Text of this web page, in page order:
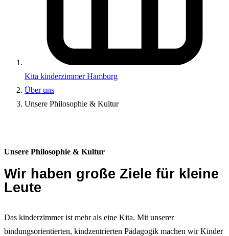
Kita kinderzimmer Hamburg
Über uns
Unsere Philosophie & Kultur
Unsere Philosophie & Kultur
Wir haben große Ziele für kleine
Leute
Das kinderzimmer ist mehr als eine Kita. Mit unserer
bindungsorientierten, kindzentrierten Pädagogik machen wir Kinder